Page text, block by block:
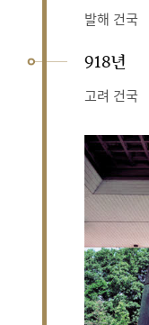
발해 건국
918년
고려 건국